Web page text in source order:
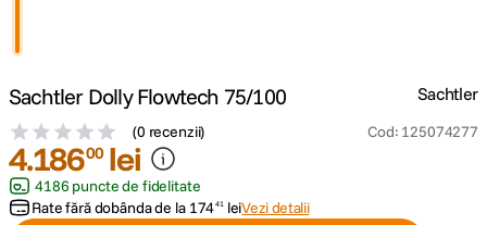
4. peak design
5. canon sx740 hs
6 lavaliera
Sachtler Dolly Flowtech 75/100
(0 recenzii) Cod: 125074277
Sachtler
4.18600 lei
4186 puncte de fidelitate
Rate fără dobânda de la 17441 leiVezi detalii